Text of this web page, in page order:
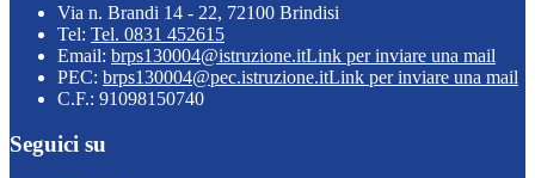
Via n. Brandi 14 - 22, 72100 Brindisi
Tel: Tel. 0831 452615
Email: brps130004@istruzione.itLink per inviare una mail
PEC: brps130004@pec.istruzione.itLink per inviare una mail
C.F.: 91098150740
Seguici su